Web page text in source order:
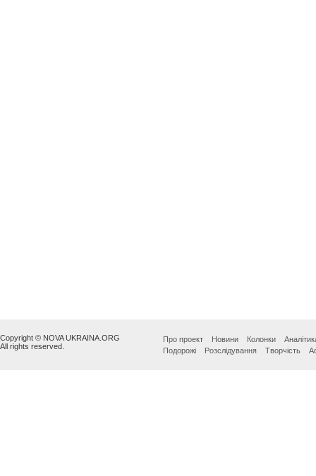
Copyright © NOVA UKRAINA.ORG
All rights reserved.
Про проект Новини Колонки
Подорожі
Розслідування Творчість